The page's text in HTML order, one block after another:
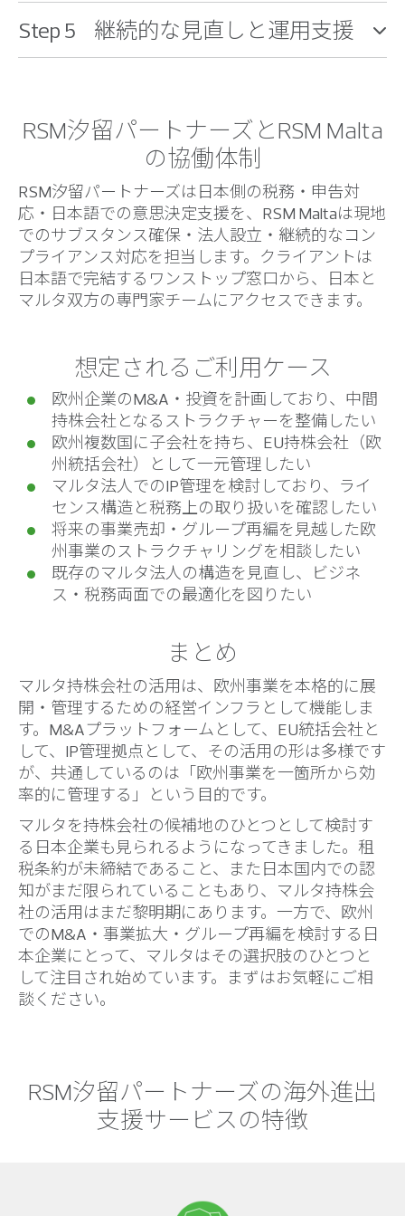
Step 5 継続的な見直しと運用支援
RSM汐留パートナーズとRSM Malta
の協働体制
RSM汐留パートナーズは日本側の税務・申告対
応・日本語での意思決定支援を、RSM Maltaは現地
でのサブスタンス確保・法人設立・継続的なコン
プライアンス対応を担当します。クライアントは
日本語で完結するワンストップ窓口から、日本と
マルタ双方の専門家チームにアクセスできます。
想定されるご利用ケース
欧州企業のM&A・投資を計画しており、中間
持株会社となるストラクチャーを整備したい
欧州複数国に子会社を持ち、EU持株会社（欧
州統括会社）として一元管理したい
マルタ法人でのIP管理を検討しており、ライ
センス構造と税務上の取り扱いを確認したい
将来の事業売却・グループ再編を見越した欧
州事業のストラクチャリングを相談したい
既存のマルタ法人の構造を見直し、ビジネ
ス・税務両面での最適化を図りたい
まとめ
マルタ持株会社の活用は、欧州事業を本格的に展
開・管理するための経営インフラとして機能しま
す。M&Aプラットフォームとして、EU統括会社と
して、IP管理拠点として、その活用の形は多様です
が、共通しているのは「欧州事業を一箇所から効
率的に管理する」という目的です。
マルタを持株会社の候補地のひとつとして検討す
る日本企業も見られるようになってきました。租
税条約が未締結であること、また日本国内での認
知がまだ限られていることもあり、マルタ持株会
社の活用はまだ黎明期にあります。一方で、欧州
でのM&A・事業拡大・グループ再編を検討する日
本企業にとって、マルタはその選択肢のひとつと
して注目され始めています。まずはお気軽にご相
談ください。
RSM汐留パートナーズの海外進出
支援サービスの特徴